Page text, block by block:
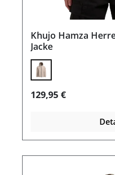
Khujo Hamza
Jacke
Regulärer Preis:
129,95 €